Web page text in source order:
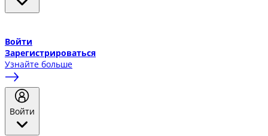
Войти
Зарегистрироваться
Узнайте больше
Войти